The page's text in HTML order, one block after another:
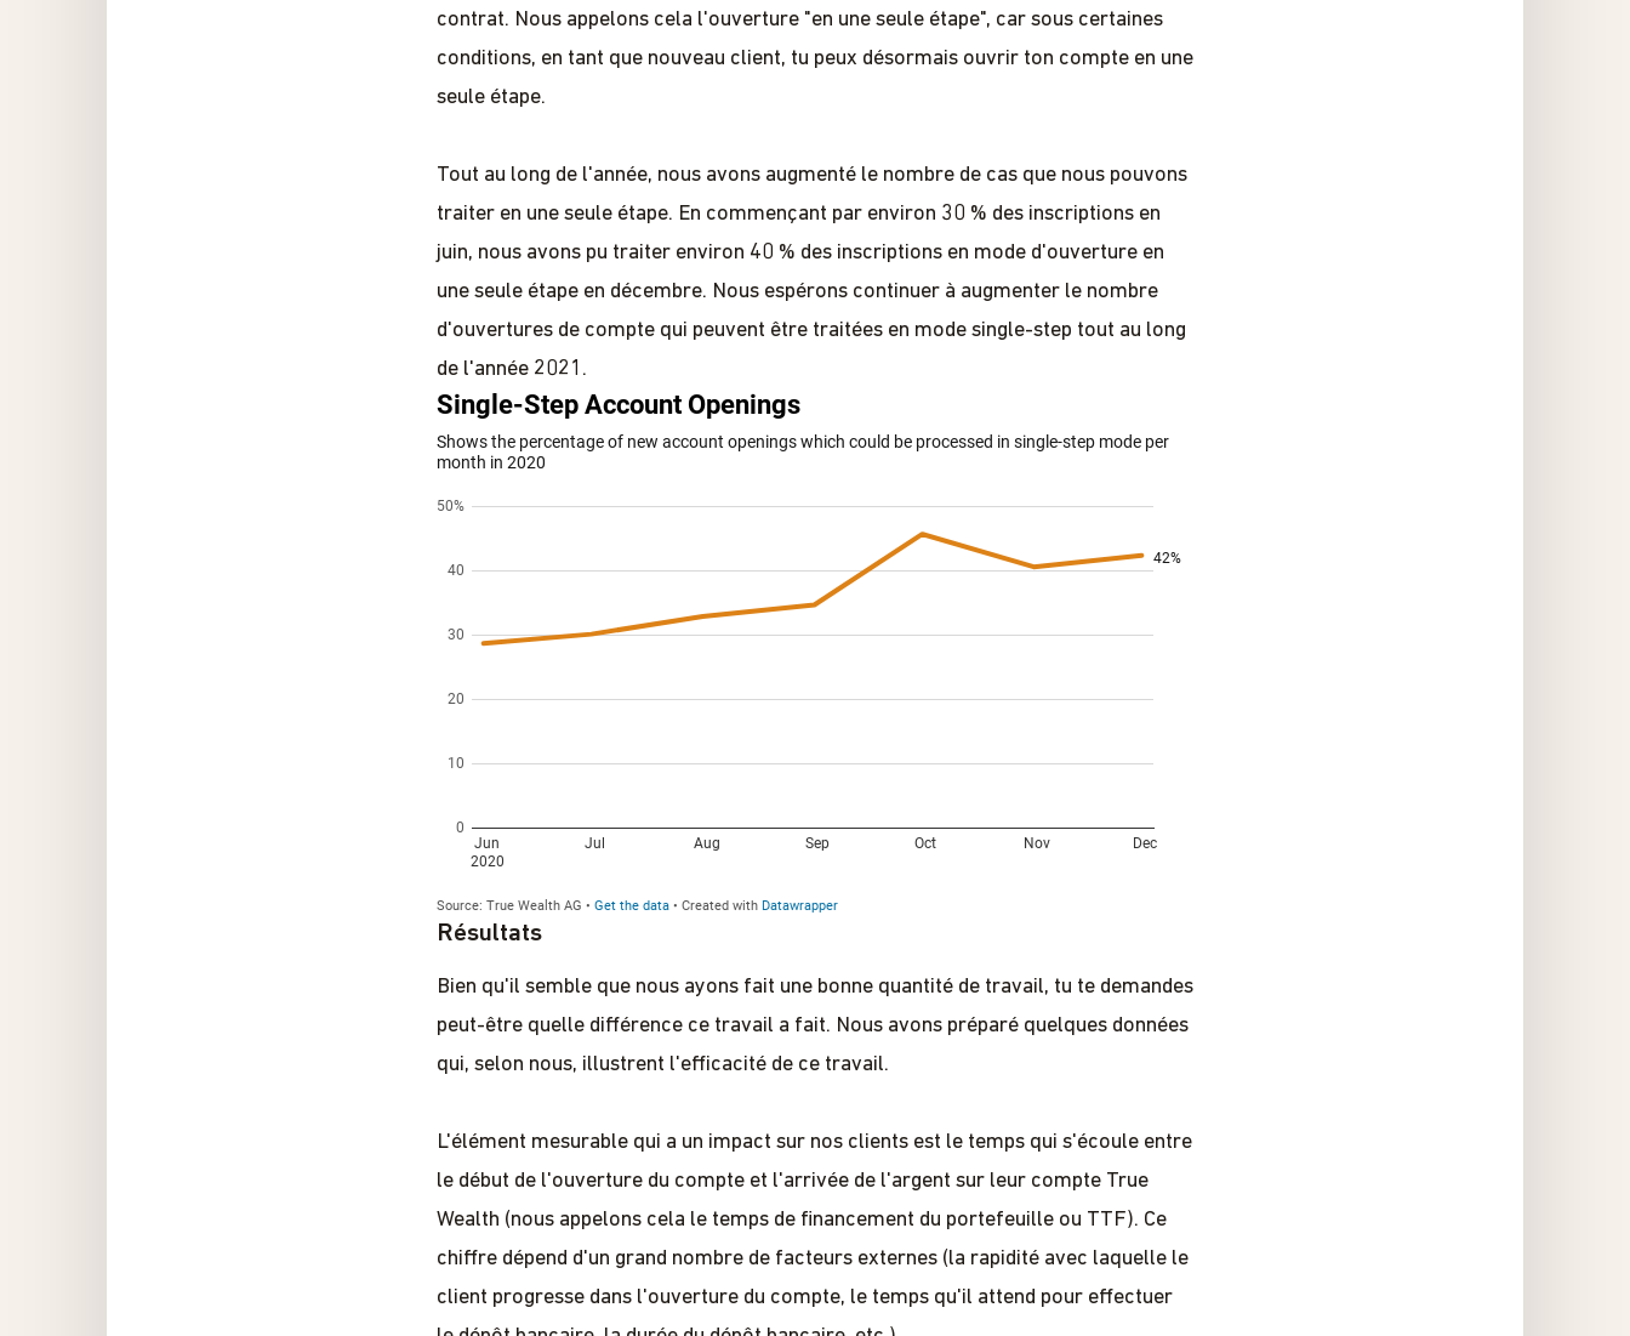
contrat. Nous appelons cela l'ouverture "en une seule étape", car sous certaines
conditions, en tant que nouveau client, tu peux désormais ouvrir ton compte en une
seule étape.
Tout au long de l'année, nous avons augmenté le nombre de cas que nous pouvons
traiter en une seule étape. En commençant par environ 30 % des inscriptions en
juin, nous avons pu traiter environ 40 % des inscriptions en mode d'ouverture en
une seule étape en décembre. Nous espérons continuer à augmenter le nombre
d'ouvertures de compte qui peuvent être traitées en mode single-step tout au long
de l'année 2021.
Résultats
Bien qu'il semble que nous ayons fait une bonne quantité de travail, tu te demandes
peut-être quelle différence ce travail a fait. Nous avons préparé quelques données
qui, selon nous, illustrent l'efficacité de ce travail.
L'élément mesurable qui a un impact sur nos clients est le temps qui s'écoule entre
le début de l'ouverture du compte et l'arrivée de l'argent sur leur compte True
Wealth (nous appelons cela le temps de financement du portefeuille ou TTF). Ce
chiffre dépend d'un grand nombre de facteurs externes (la rapidité avec laquelle le
client progresse dans l'ouverture du compte, le temps qu'il attend pour effectuer